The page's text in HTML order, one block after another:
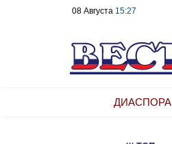
08 Августа 15:27
ДИАСПОРА